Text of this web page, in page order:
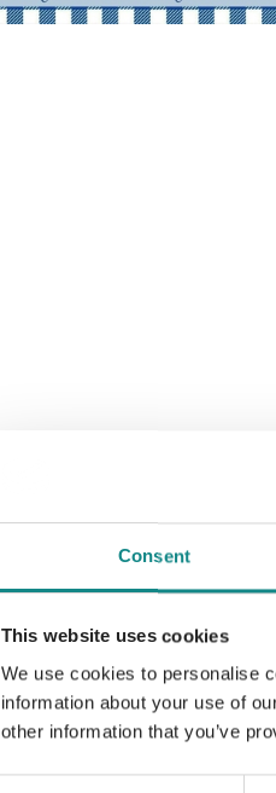
Consent
This website uses cookies
We use cookies to personalise
information about your use of
other information that you’ve